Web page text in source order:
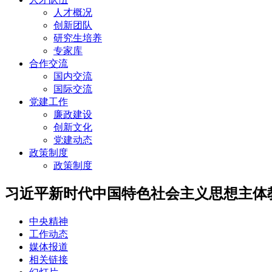
人才概况
创新团队
研究生培养
专家库
合作交流
国内交流
国际交流
党建工作
廉政建设
创新文化
党建动态
政策制度
政策制度
习近平新时代中国特色社会主义思想主体
中央精神
工作动态
媒体报道
相关链接